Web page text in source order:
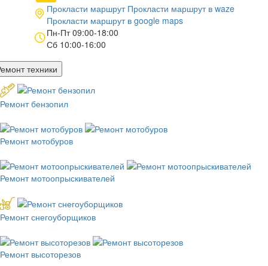
Прокласти маршрут Прокласти маршрут в waze
Прокласти маршрут в google maps
Пн-Пт 09:00-18:00
Сб 10:00-16:00
техники
Ремонт бензопил
Ремонт мотобуров
Ремонт мотоопрыскивателей
Ремонт снегоуборщиков
Ремонт высоторезов